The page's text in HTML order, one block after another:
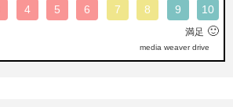
4 5 6 7 8 9 10
満足 🙂
media weaver drive